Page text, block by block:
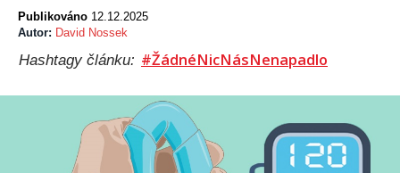
Publikováno 12.12.2025
Autor: David Nossek
Hashtagy článku: #ŽádnéNicNásNenapadlo